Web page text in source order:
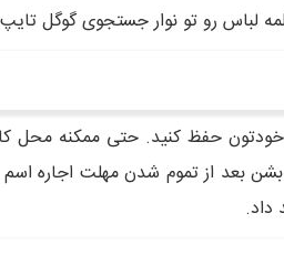
رو تو نوار جستجوی گوگل تایپ
حفظ کنید. حتی ممکنه محل
بعد از تموم شدن مهلت اجاره
داد.